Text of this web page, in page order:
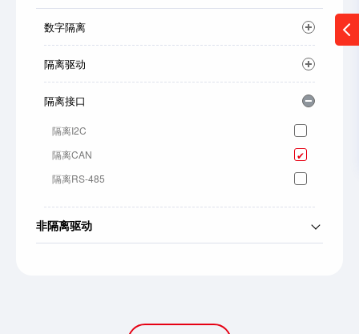
数字隔离
隔离驱动
隔离接口
隔离I2C
隔离CAN
隔离RS-485
非隔离驱动